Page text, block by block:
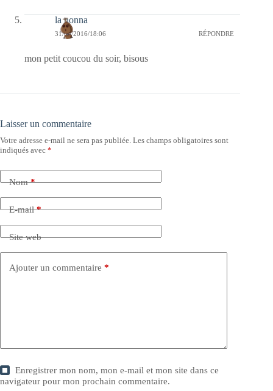
la nonna
31/05/2016/18:06 RÉPONDRE
mon petit coucou du soir, bisous
Laisser un commentaire
Votre adresse e-mail ne sera pas publiée. Les champs obligatoires sont
indiqués avec *
Nom*
E-mail*
Site web
Ajouter un commentaire *
Enregistrer mon nom, mon e-mail et mon site dans ce
navigateur pour mon prochain commentaire.